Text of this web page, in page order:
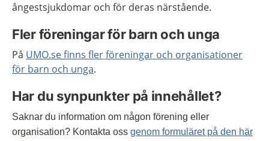
ångestsjukdomar och för deras närstående.
Fler föreningar för barn och unga
På UMO.se finns fler föreningar och organisationer
för barn och unga.
Har du synpunkter på innehållet?
Saknar du information om någon förening eller
organisation? Kontakta oss genom formuläret på den här